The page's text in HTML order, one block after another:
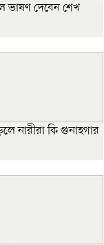
ভাষণ দেবেন শেখ
নারীরা কি গুনাহগার